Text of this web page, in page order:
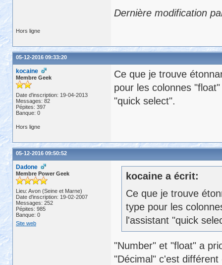
Dernière modification
Hors ligne
05-12-2016 09:33:20
kocaine
Membre Geek
Date d'inscription: 19-04-2013
Messages: 82
Pépites: 397
Banque: 0
Ce que je trouve
pour les colonnes
"quick select".
Hors ligne
05-12-2016 09:50:52
Dadone
Membre Power Geek
Lieu: Avon (Seine et Marne)
Date d'inscription: 19-02-2007
Messages: 252
Pépites: 985
Banque: 0
Site web
kocaine a écrit:
Ce que je trouve
type pour les
l'assistant "quick
"Number" et "float" a
"Décimal" c'est